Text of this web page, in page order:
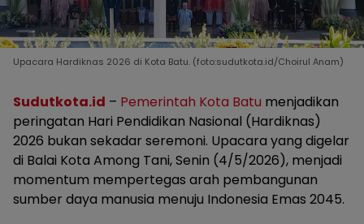
Upacara Hardiknas 2026 di Kota Batu. (foto:sudutkota.id/Choirul Anam)
Sudutkota.id – Pemerintah Kota Batu menjadikan
peringatan Hari Pendidikan Nasional (Hardiknas)
2026 bukan sekadar seremoni. Upacara yang digelar
di Balai Kota Among Tani, Senin (4/5/2026), menjadi
momentum mempertegas arah pembangunan
sumber daya manusia menuju Indonesia Emas 2045.